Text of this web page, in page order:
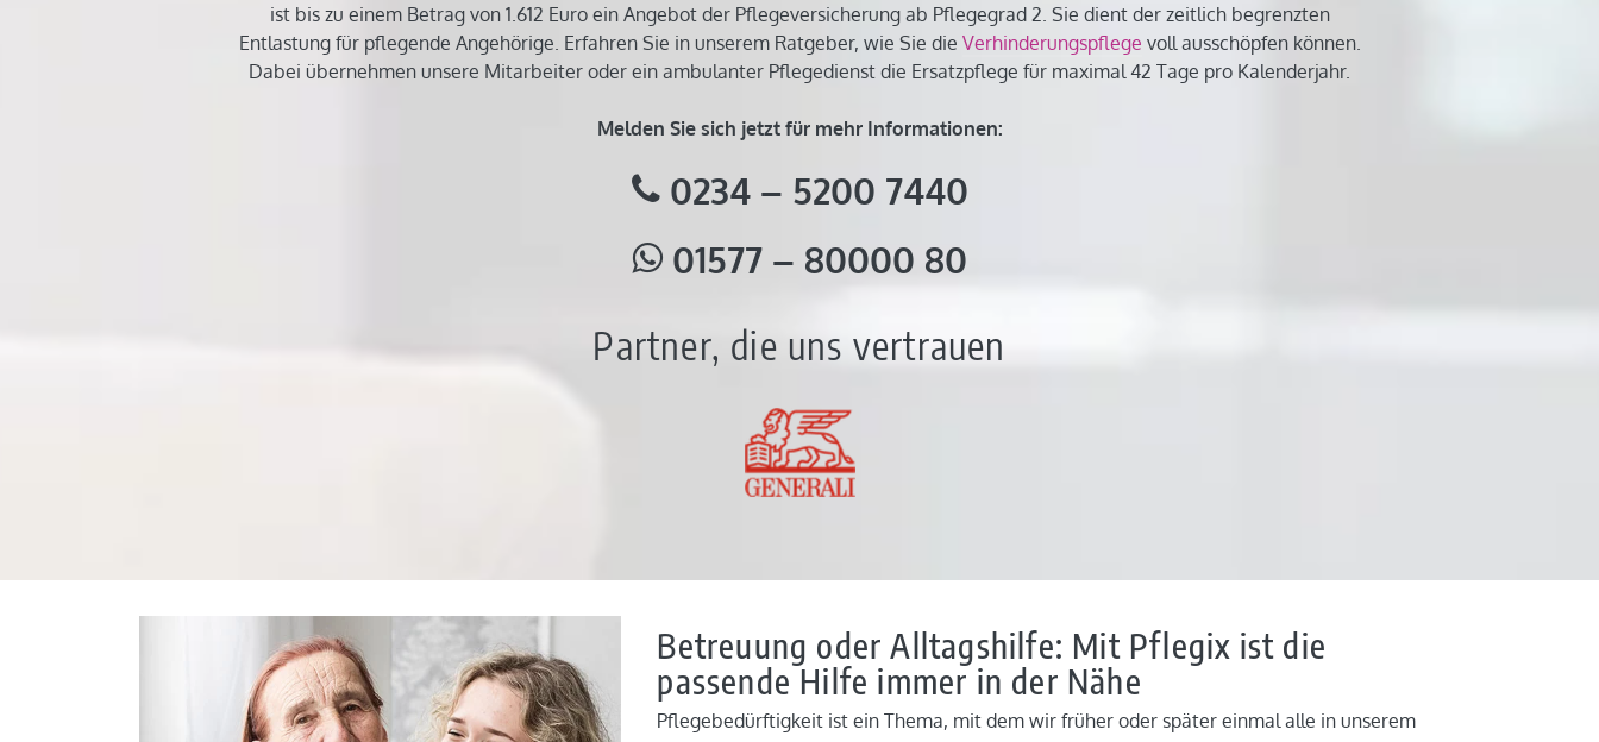
ist bis zu einem Betrag von 1.612 Euro ein Angebot der Pflegeversicherung ab Pflegegrad 2. Sie dient der zeitlich begrenzten
Entlastung für pflegende Angehörige. Erfahren Sie in unserem Ratgeber, wie Sie die Verhinderungspflege voll ausschöpfen können.
Dabei übernehmen unsere Mitarbeiter oder ein ambulanter Pflegedienst die Ersatzpflege für maximal 42 Tage pro Kalenderjahr.
Melden Sie sich jetzt für mehr Informationen:
0234 – 5200 7440
01577 – 80000 80
Partner, die uns vertrauen
Betreuung oder Alltagshilfe: Mit Pflegix ist die
passende Hilfe immer in der Nähe
Pflegebedürftigkeit ist ein Thema, mit dem wir früher oder später einmal alle in unserem